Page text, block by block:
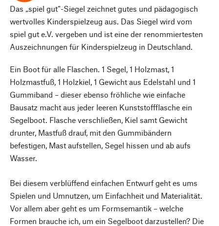
Das „spiel gut“-Siegel zeichnet gutes und pädagogisch
wertvolles Kinderspielzeug aus. Das Siegel wird vom
spiel gut e.V. vergeben und ist eine der renommiertesten
Auszeichnungen für Kinderspielzeug in Deutschland.
Ein Boot für alle Flaschen. 1 Segel, 1 Holzmast, 1
Holzmastfuß, 1 Holzkiel, 1 Gewicht aus Edelstahl und 1
Gummiband – dieser ebenso fröhliche wie einfache
Bausatz macht aus jeder leeren Kunststoffflasche ein
Segelboot. Flasche verschließen, Kiel samt Gewicht
drunter, Mastfuß drauf, mit den Gummibändern
befestigen, Mast aufstellen, Segel hissen und ab aufs
Wasser.
Bei diesem verblüffend einfachen Entwurf geht es ums
Spielen und Umnutzen, um Einfachheit und Materialität.
Vor allem aber geht es um Formsemantik – welche
Formen brauche ich, um ein Segelboot darzustellen? Die